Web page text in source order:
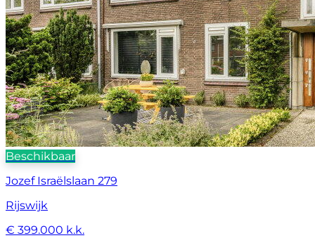
Beschikbaar
Jozef Israëlslaan 279
Rijswijk
€ 399.000 k.k.